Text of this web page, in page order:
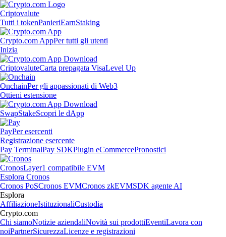
Criptovalute
Tutti i tokenPanieriEarnStaking
Crypto.com AppPer tutti gli utenti
Inizia
CriptovaluteCarta prepagata VisaLevel Up
OnchainPer gli appassionati di Web3
Ottieni estensione
SwapStakeScopri le dApp
PayPer esercenti
Registrazione esercente
Pay TerminalPay SDKPlugin eCommercePronostici
CronosLayer1 compatibile EVM
Esplora Cronos
Cronos PoSCronos EVMCronos zkEVMSDK agente AI
Esplora
AffiliazioneIstituzionaliCustodia
Crypto.com
Chi siamoNotizie aziendaliNovità sui prodottiEventiLavora con
noiPartnerSicurezzaLicenze e registrazioni